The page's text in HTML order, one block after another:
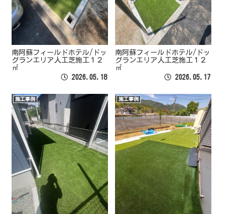
南阿蘇フィールドホテル/ドッ
グランエリア人工芝施工１２
㎡
2026.05.18
南阿蘇フィールドホテル/ドッ
グランエリア人工芝施工１２
㎡
2026.05.17
施工事例 施工事例